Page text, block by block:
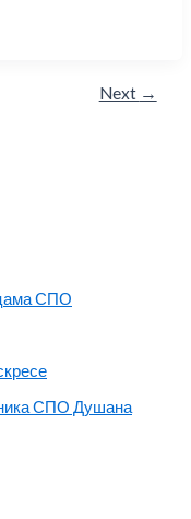
Next →
СПО
СПО Душана